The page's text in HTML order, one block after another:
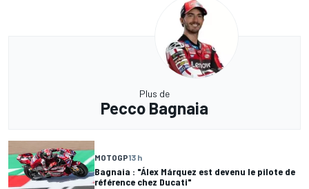
Plus de
Pecco Bagnaia
MOTOGP13 h
Bagnaia : "Álex Márquez est devenu le pilote de
référence chez Ducati"